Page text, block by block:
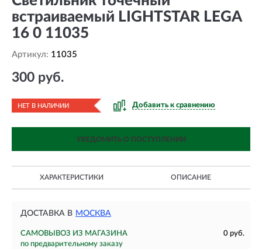
встраиваемый LIGHTSTAR LEGA
16 0 11035
Артикул: 11035
300 руб.
НЕТ В НАЛИЧИИ Добавить к сравнению
УВЕДОМИТЬ О ПОСТУПЛЕНИИ
ХАРАКТЕРИСТИКИ ОПИСАНИЕ
ДОСТАВКА В МОСКВА
САМОВЫВОЗ ИЗ МАГАЗИНА
0 руб.
по предварительному заказу